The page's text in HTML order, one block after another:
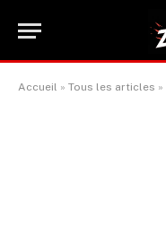
Accueil » Tous les articles »